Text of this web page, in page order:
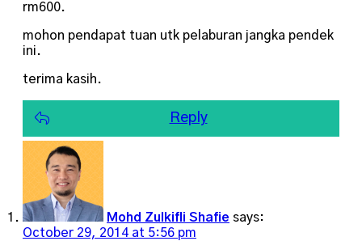
rm600.
mohon pendapat tuan utk pelaburan jangka pendek
ini.
terima kasih.
Reply
Mohd Zulkifli Shafie says:
October 29, 2014 at 5:56 pm